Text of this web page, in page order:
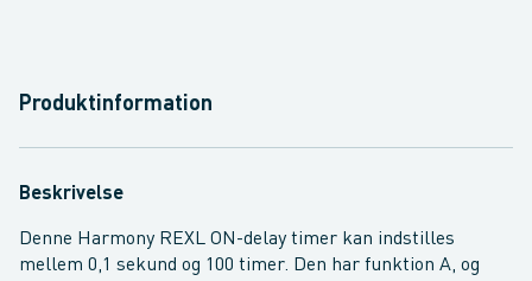
Produktinformation
Beskrivelse
Denne Harmony REXL ON-delay timer kan indstilles
mellem 0,1 sekund og 100 timer. Den har funktion A, og